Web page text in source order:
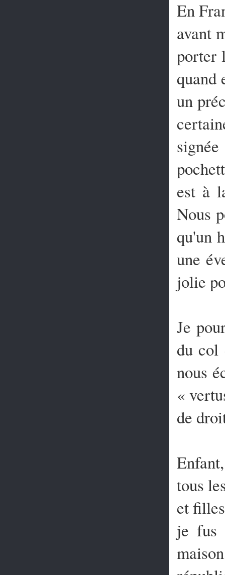
En
avant
porter
quand
un
est à
Nous
qu'un
une
jolie
Je
du col
nous
«
de
tous
et
je fus